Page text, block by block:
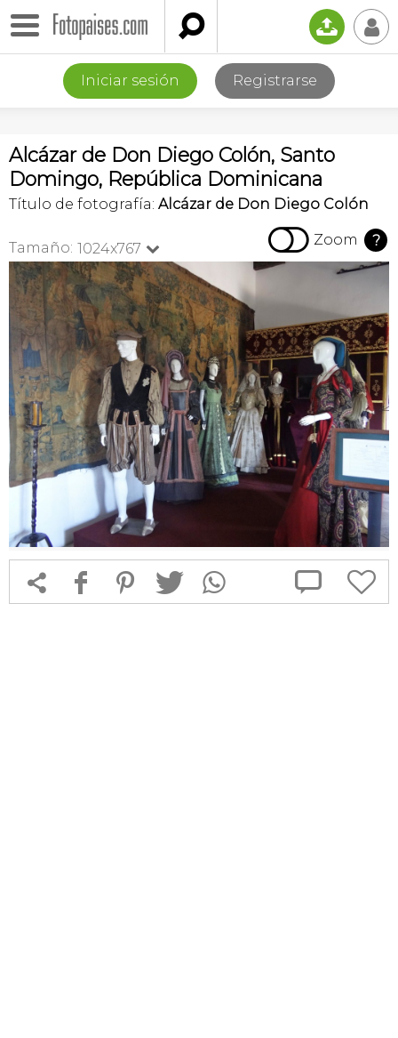
 📤 👤
Iniciar sesión Registrarse
Alcázar de Don Diego Colón, Santo
Domingo, República Dominicana
Título de fotografía: Alcázar de Don Diego Colón
Tamaño: 1024x767   Zoom ?
 f 1 T  